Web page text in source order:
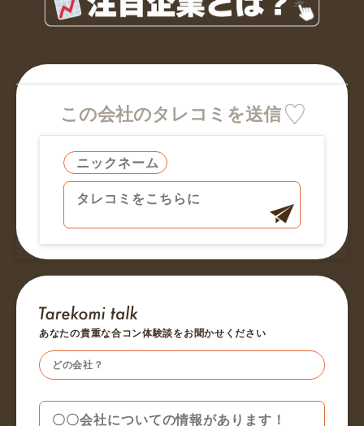
この会社のタレコミを送信
あなたの貴重な合コン体験談をお聞かせください